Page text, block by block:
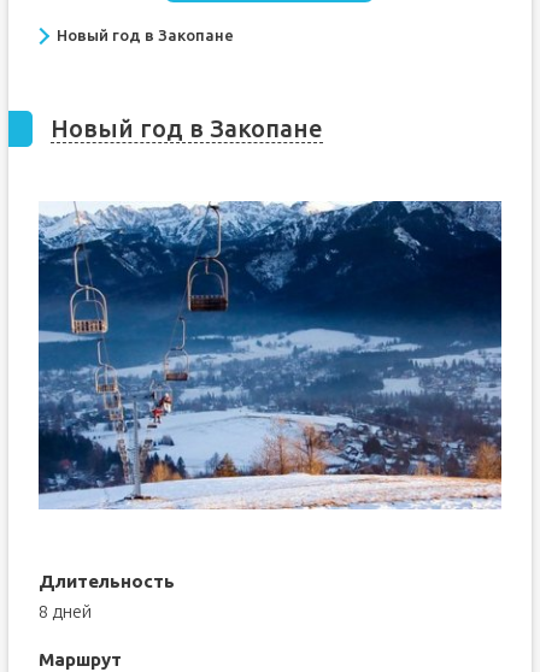
Новый год в Закопане
Новый год в Закопане
Длительность
8 дней
Маршрут